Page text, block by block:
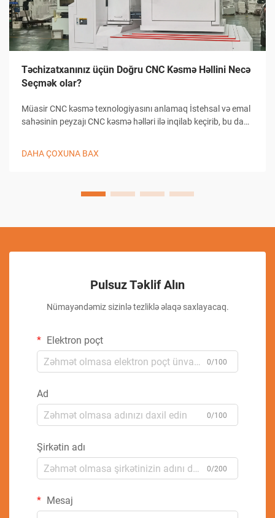
Təchizatxanınız üçün Doğru CNC Kəsmə Həllini Necə
Seçmək olar?
Müasir CNC kəsmə texnologiyasını anlamaq İstehsal və emal
sahəsinin peyzajı CNC kəsmə həlləri ilə inqilab keçirib, bu da
birləşmiş...
DAHA ÇOXUNA BAX
Pulsuz Təklif Alın
Nümayəndəmiz sizinlə tezliklə əlaqə saxlayacaq.
Elektron poçt
0/100
Ad
0/100
Şirkətin adı
0/200
Mesaj